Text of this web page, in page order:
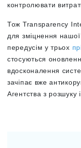
контролювати
Тож Transparency
для зміцнення
передусім у трьох
стосуються
вдосконалення
зачіпає вже
Агентства з